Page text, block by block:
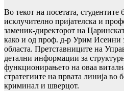
Во текот на посетата, студентите
исклучително пријателска и
заменик-директорот на
како и од проф. д-р Урим Исеини
областа. Претставниците на
детални информации за
функционирањето на оваа
стратегиите на првата линија во
криминал и шверцот.